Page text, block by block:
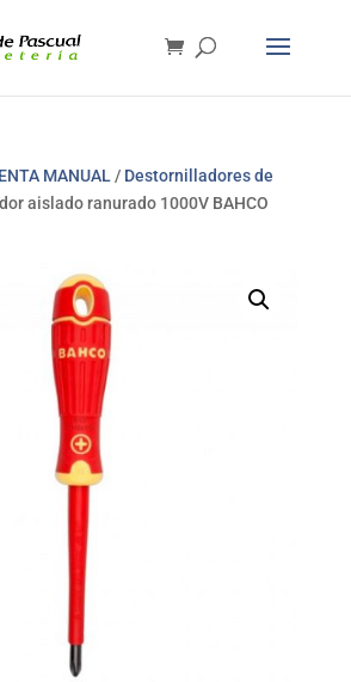
MANUAL / Destornilladores de
aislado ranurado 1000V BAHCO